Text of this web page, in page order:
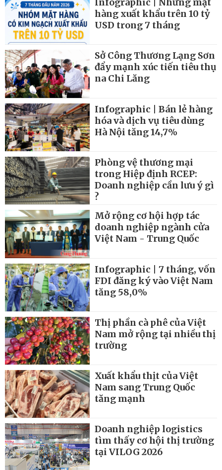
Infographic | Những mặt
hàng xuất khẩu trên 10 tỷ
USD trong 7 tháng
Sở Công Thương Lạng Sơn
đẩy mạnh xúc tiến tiêu thụ
na Chi Lăng
Infographic | Bán lẻ hàng
hóa và dịch vụ tiêu dùng
Hà Nội tăng 14,7%
Phòng vệ thương mại
trong Hiệp định RCEP:
Doanh nghiệp cần lưu ý gì
?
Mở rộng cơ hội hợp tác
doanh nghiệp ngành cửa
Việt Nam - Trung Quốc
Infographic | 7 tháng, vốn
FDI đăng ký vào Việt Nam
tăng 58,0%
Thị phần cà phê của Việt
Nam mở rộng tại nhiều thị
trường
Xuất khẩu thịt của Việt
Nam sang Trung Quốc
tăng mạnh
Doanh nghiệp logistics
tìm thấy cơ hội thị trường
tại VILOG 2026